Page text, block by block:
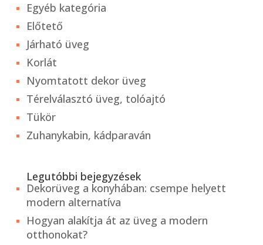
Egyéb kategória
Előtető
Járható üveg
Korlát
Nyomtatott dekor üveg
Térelválasztó üveg, tolóajtó
Tükör
Zuhanykabin, kádparaván
Legutóbbi bejegyzések
Dekorüveg a konyhában: csempe helyett
modern alternatíva
Hogyan alakítja át az üveg a modern
otthonokat?